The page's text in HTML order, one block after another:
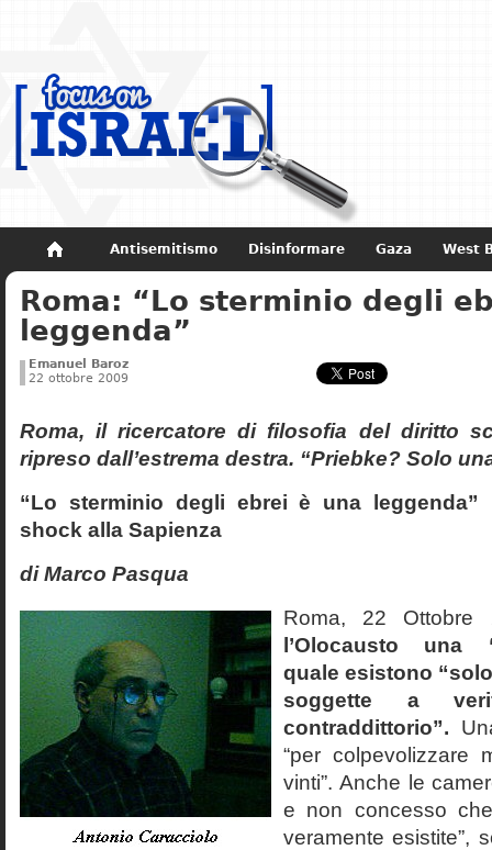
Antisemitismo Disinformare Gaza West
Non dimenticare Storia di Israele
Roma: “Lo sterminio degli
leggenda”
Emanuel Baroz
22 ottobre 2009
Roma, il ricercatore di filosofia del diritto
ripreso dall’estrema destra. “Priebke? Solo
“Lo sterminio degli ebrei è una leggenda”
shock alla Sapienza
di Marco Pasqua
Roma, 22
l’Olocausto una
quale esistono
soggette a
contraddittorio”.
“per colpevolizzare
vinti”. Anche le
e non concesso
veramente esistite”,